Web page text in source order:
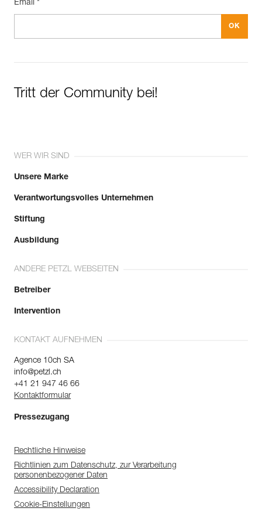
Verpackung : 1
Email *
Tritt der Community bei!
WER WIR SIND
Unsere Marke
Verantwortungsvolles Unternehmen
Stiftung
Ausbildung
ANDERE PETZL WEBSEITEN
Betreiber
Intervention
KONTAKT AUFNEHMEN
Agence 10ch SA
info@petzl.ch
+41 21 947 46 66
Kontaktformular
Pressezugang
Rechtliche Hinweise
Richtlinien zum Datenschutz, zur Verarbeitung
personenbezogener Daten
Accessibility Declaration
Cookie-Einstellungen